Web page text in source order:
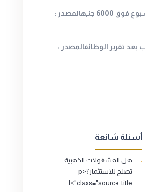
عيار 21 قد ينهي الأسبوع فوق 6000 جنيهالمصدر :
تقرير الوظائفالمصدر :
أسئلة شائعة
هل المشغولات الذهبية
تصلح للاستثمار؟<p
class="source_title">ا…